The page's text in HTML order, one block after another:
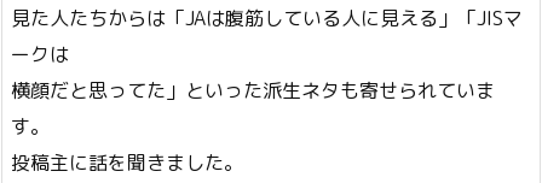
見た人たちからは「JAは腹筋している人に見える」「JISマ
ークは
横顔だと思ってた」といった派生ネタも寄せられていま
す。
投稿主に話を聞きました。